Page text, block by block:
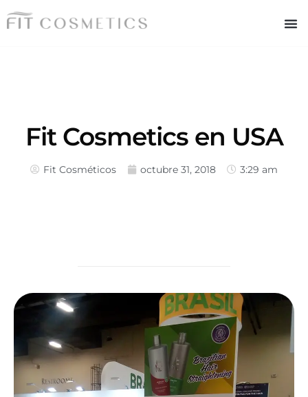
Fit Cosmetics en USA
Fit Cosméticos octubre 31, 2018 3:29 am